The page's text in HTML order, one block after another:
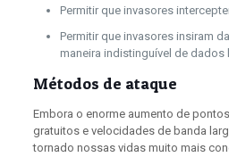
Permitir que invasores
Permitir que invasores insiram
maneira indistinguível de dados
Métodos de ataque
Embora o enorme aumento de
gratuitos e velocidades de banda
tornado nossas vidas muito mais